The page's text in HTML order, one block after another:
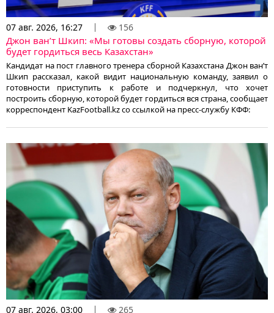
07 авг. 2026, 16:27 156
Джон ван’т Шкип: «Мы готовы создать сборную, которой
будет гордиться весь Казахстан»
Кандидат на пост главного тренера сборной Казахстана Джон ван’т
Шкип рассказал, какой видит национальную команду, заявил о
готовности приступить к работе и подчеркнул, что хочет
построить сборную, которой будет гордиться вся страна, сообщает
корреспондент KazFootball.kz со ссылкой на пресс-службу КФФ:
07 авг. 2026, 03:00 265